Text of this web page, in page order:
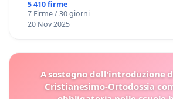
5 410 firme
7 Firme / 30 giorni
20 Nov 2025
A sostegno dell'introduzione
Cristianesimo-Ortodossia